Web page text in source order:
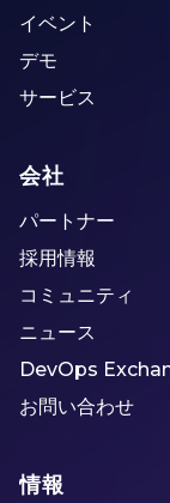
イベント
デモ
サービス
会社
パートナー
採用情報
コミュニティ
ニュース
DevOps
お問い合わせ
情報